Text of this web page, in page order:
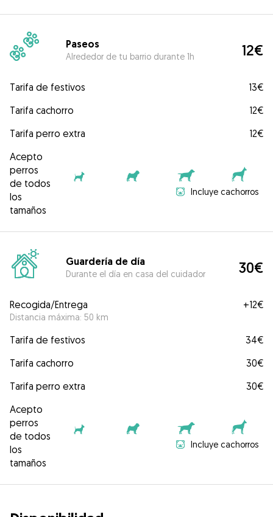
Paseos
Alrededor de tu barrio durante 1h 12€
Tarifa de festivos
13€
Tarifa cachorro
12€
Tarifa perro extra
12€
Acepto
perros
de todos
los
tamaños
Incluye cachorros
Guardería de día
Durante el día en casa del cuidador 30€
Recogida/Entrega
Distancia máxima: 50 km
+12€
Tarifa de festivos
34€
Tarifa cachorro
30€
Tarifa perro extra
30€
Acepto
perros
de todos
los
tamaños
Incluye cachorros